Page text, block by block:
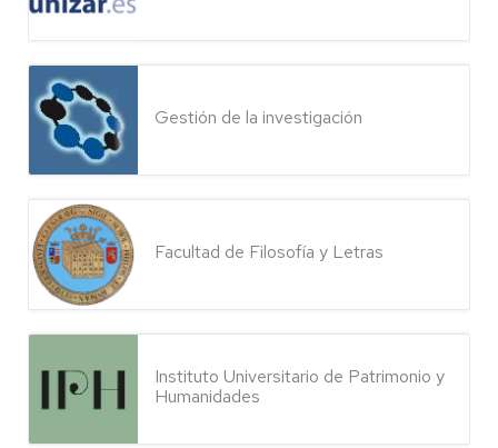
Gestión de la investigación
Facultad de Filosofía y Letras
Instituto Universitario de Patrimonio y
Humanidades